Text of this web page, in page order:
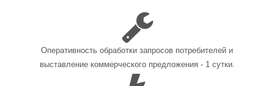
Оперативность обработки запросов потребителей и
выставление коммерческого предложения - 1 сутки.